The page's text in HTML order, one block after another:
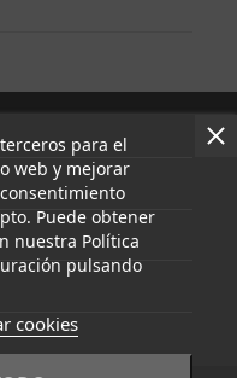
para el
web y mejorar
Puede obtener
nuestra Política
pulsando
cookies